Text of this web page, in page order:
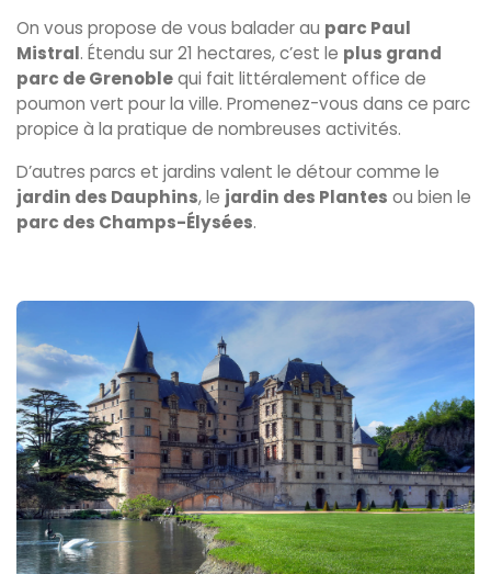
On vous propose de vous balader au parc Paul
Mistral. Étendu sur 21 hectares, c’est le plus grand
parc de Grenoblequi fait littéralement office de
poumon vert pour la ville. Promenez-vous dans ce parc
propice à la pratique de nombreuses activités.
D’autres parcs et jardins valent le détour comme le
jardin des Dauphins, le jardin des Plantes ou bien le
parc des Champs-Élysées.